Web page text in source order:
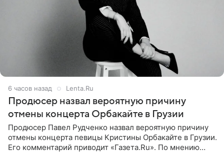
6 часов назад Lenta.Ru
Продюсер назвал вероятную причину
отмены концерта Орбакайте в Грузии
Продюсер Павел Рудченко назвал вероятную причину
отмены концерта певицы Кристины Орбакайте в Грузии.
Его комментарий приводит «Газета.Ru». По мнению